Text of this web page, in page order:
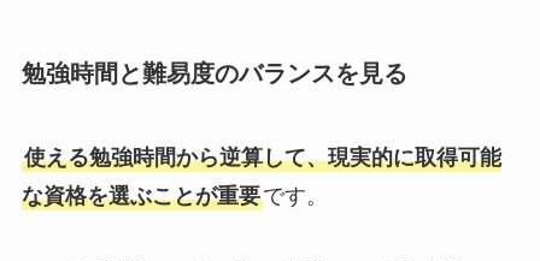
勉強時間と難易度のバランスを見る
使える勉強時間から逆算して、現実的に取得可能
な資格を選ぶことが重要です。